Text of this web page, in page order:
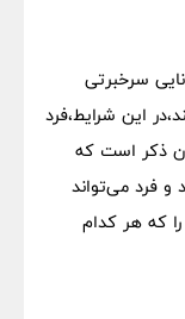
سرخبرتی
این شرایط،فرد
ذکر است که
فرد می‌تواند
را که هر کدام